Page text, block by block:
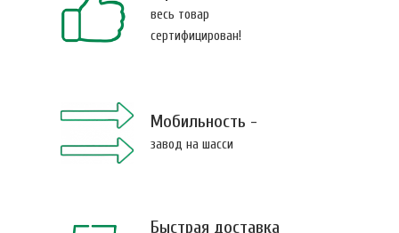
весь товар
сертифицирован!
Мобильность -
завод на шасси
Быстрая доставка